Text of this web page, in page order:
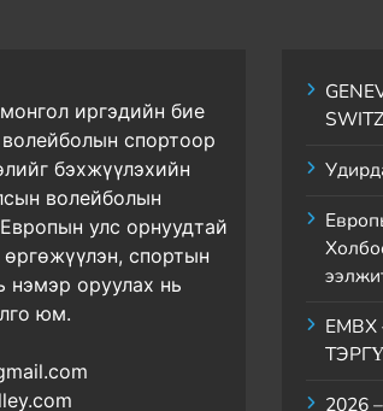
иргэдийн бие
спортоор
бэхжүүлэхийн
волейболын
улс орнуудтай
спортын
нэмэр оруулах нь
юм.
ЕМВХ
2026